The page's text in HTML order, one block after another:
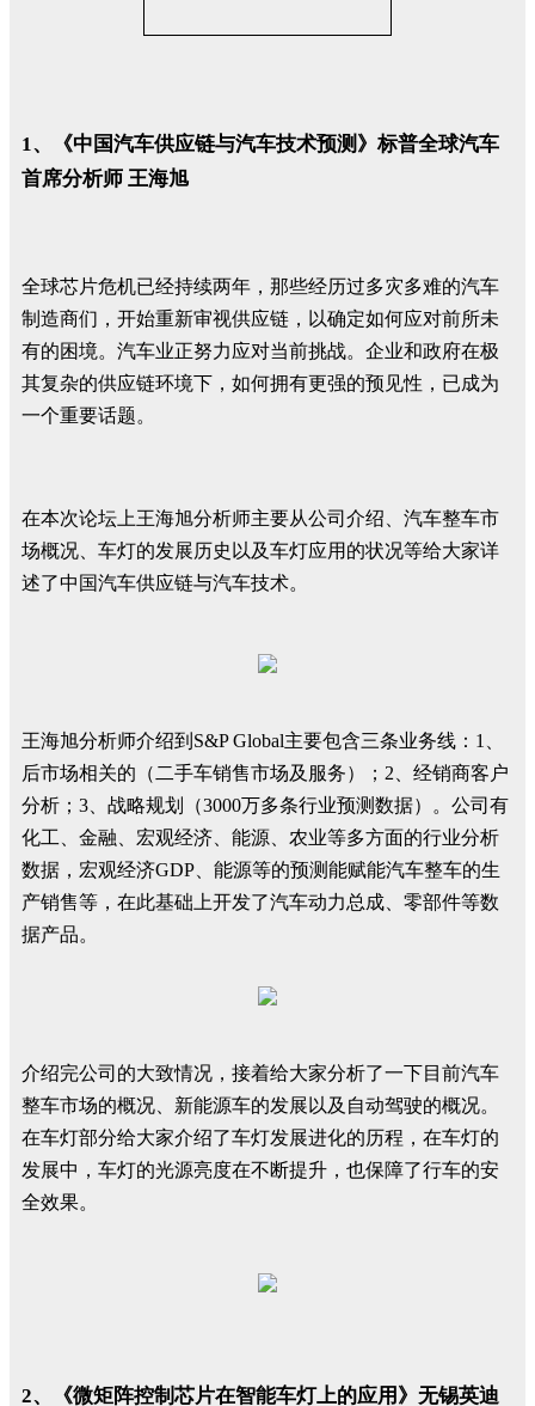
1、《中国汽车供应链与汽车技术预测》标普全球汽车
首席分析师 王海旭
全球芯片危机已经持续两年，那些经历过多灾多难的汽车
制造商们，开始重新审视供应链，以确定如何应对前所未
有的困境。汽车业正努力应对当前挑战。企业和政府在极
其复杂的供应链环境下，如何拥有更强的预见性，已成为
一个重要话题。
在本次论坛上王海旭分析师主要从公司介绍、汽车整车市
场概况、车灯的发展历史以及车灯应用的状况等给大家详
述了中国汽车供应链与汽车技术。
王海旭分析师介绍到S&P Global主要包含三条业务线：1、
后市场相关的（二手车销售市场及服务）；2、经销商客户
分析；3、战略规划（3000万多条行业预测数据）。公司有
化工、金融、宏观经济、能源、农业等多方面的行业分析
数据，宏观经济GDP、能源等的预测能赋能汽车整车的生
产销售等，在此基础上开发了汽车动力总成、零部件等数
据产品。
介绍完公司的大致情况，接着给大家分析了一下目前汽车
整车市场的概况、新能源车的发展以及自动驾驶的概况。
在车灯部分给大家介绍了车灯发展进化的历程，在车灯的
发展中，车灯的光源亮度在不断提升，也保障了行车的安
全效果。
2、《微矩阵控制芯片在智能车灯上的应用》无锡英迪